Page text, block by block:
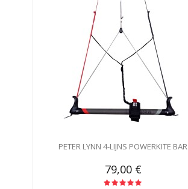
PETER LYNN 4-LIJNS POWERKITE BAR
79,00 €